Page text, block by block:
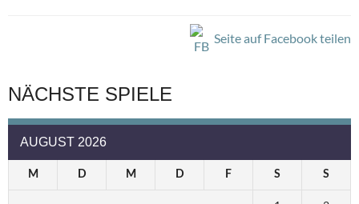
Seite auf Facebook teilen
NÄCHSTE SPIELE
AUGUST 2026
M D M D F S S